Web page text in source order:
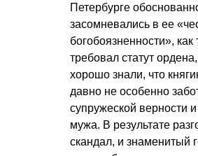
Петербурге
засомневались в ее
богобоязненности», как
требовал статут ордена,
хорошо знали, что
давно не особенно
супружеской верности и
мужа. В результате
скандал, и знаменитый